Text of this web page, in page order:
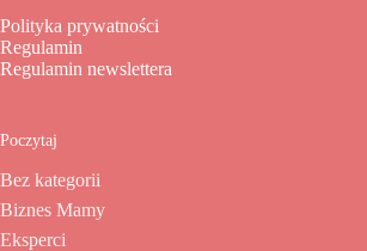
Polityka prywatności
Regulamin
Regulamin newslettera
Poczytaj
Bez kategorii
Biznes Mamy
Eksperci